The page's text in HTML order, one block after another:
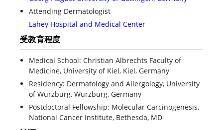
Attending Dermatologist
Lahey Hospital and Medical Center
受教育程度
Medical School: Christian Albrechts Faculty of
Medicine, University of Kiel, Kiel, Germany
Residency: Dermatology and Allergology, University
of Wurzburg, Wurzburg, Germany
Postdoctoral Fellowship: Molecular Carcinogenesis,
National Cancer Institute, Bethesda, MD